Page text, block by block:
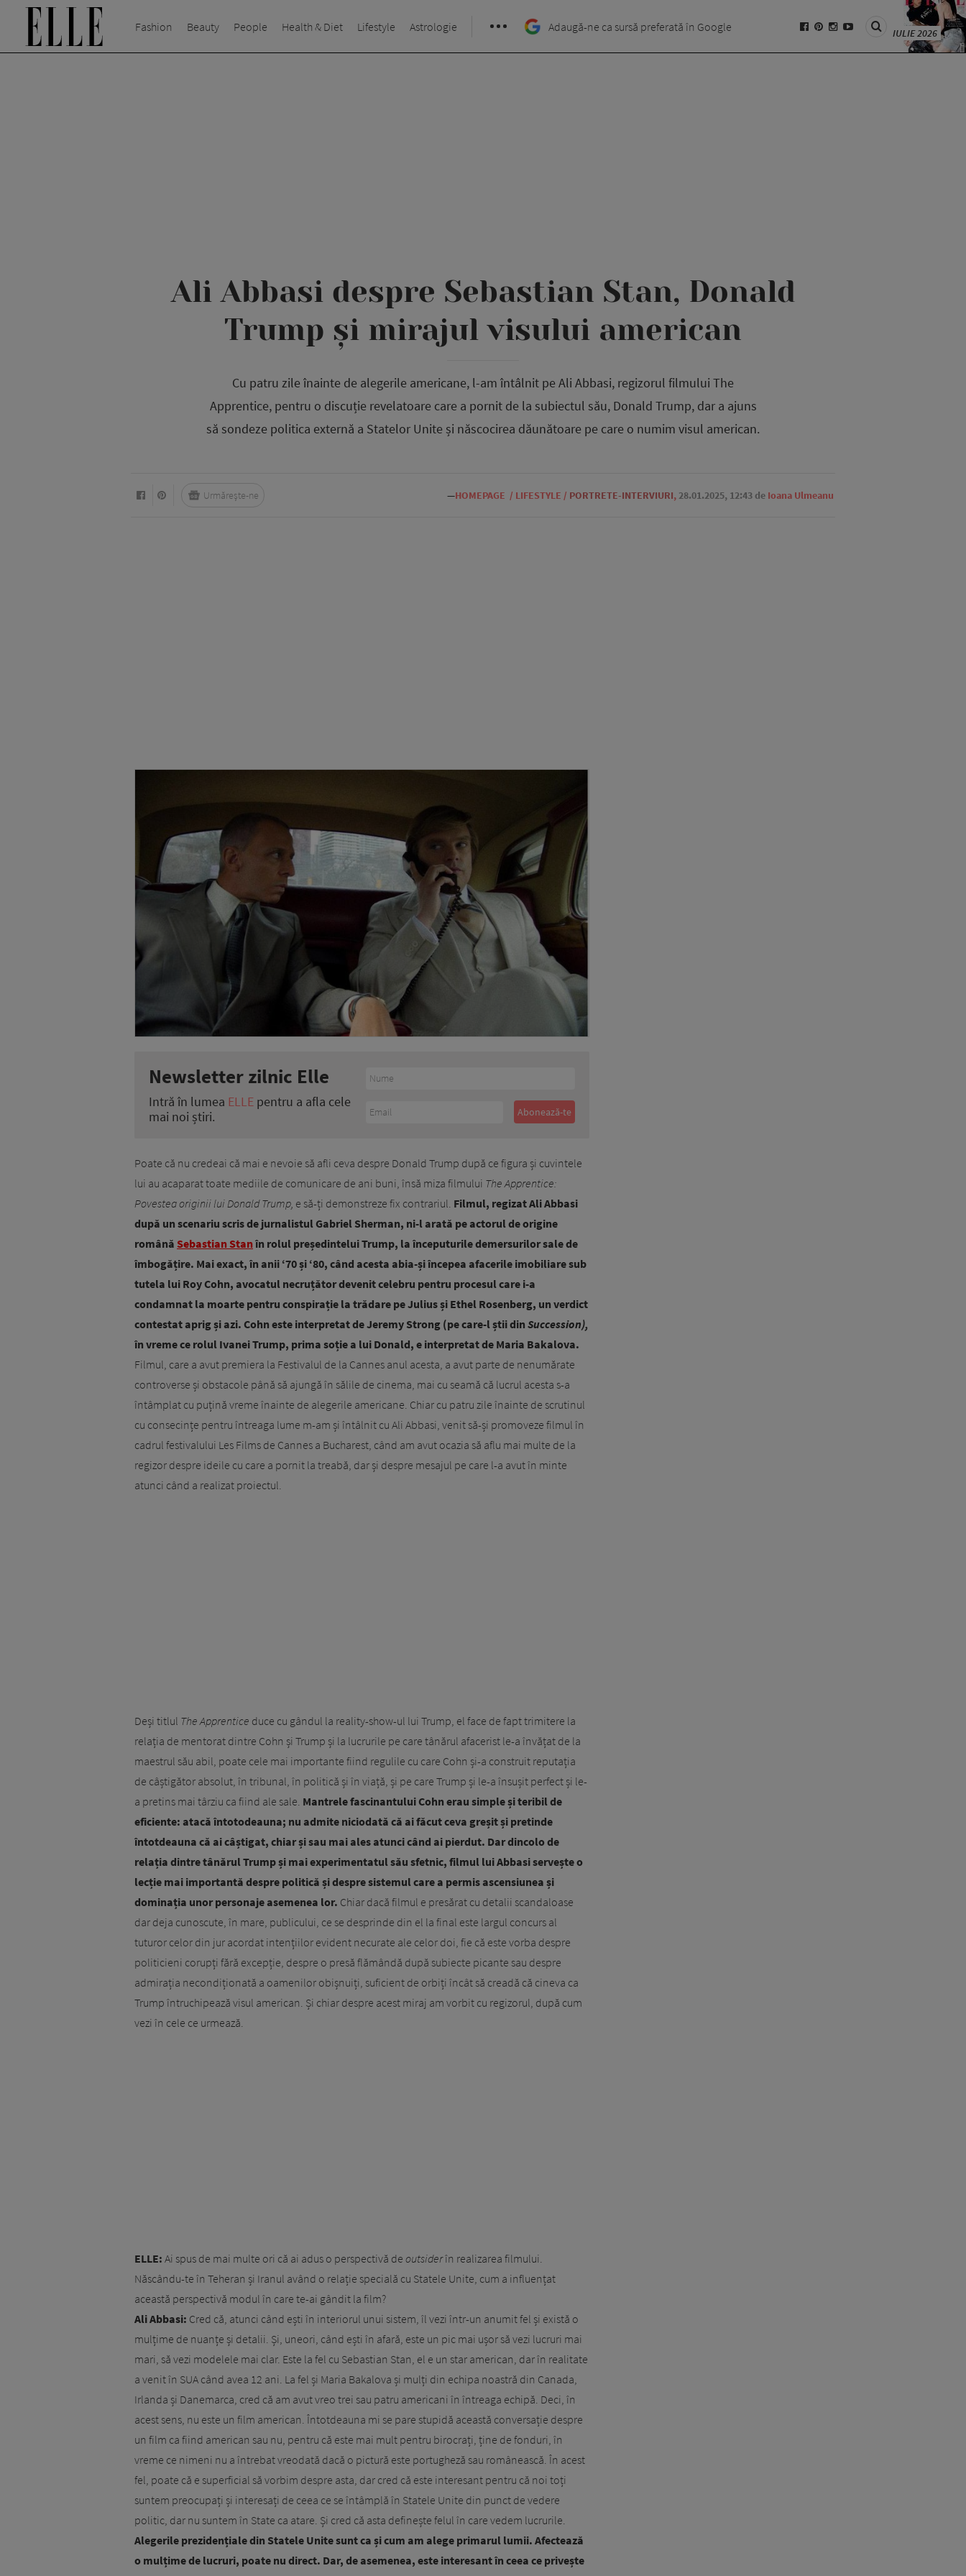
Fashion Beauty People Health & Diet Lifestyle Astrologie Adaugă-ne ca sursă preferată în Google IULIE 2026
Ali Abbasi despre Sebastian Stan, Donald
Trump și mirajul visului american
Cu patru zile înainte de alegerile americane, l-am întâlnit pe Ali Abbasi, regizorul filmului The
Apprentice, pentru o discuție revelatoare care a pornit de la subiectul său, Donald Trump, dar a ajuns
să sondeze politica externă a Statelor Unite și născocirea dăunătoare pe care o numim visul american.
—HOMEPAGE / LIFESTYLE / PORTRETE-INTERVIURI, 28.01.2025, 12:43 de Ioana Ulmeanu
Urmărește-ne
Newsletter zilnic Elle
Intră în lumea ELLE pentru a afla cele
mai noi știri.
Poate că nu credeai că mai e nevoie să afli ceva despre Donald Trump după ce figura și cuvintele
lui au acaparat toate mediile de comunicare de ani buni, însă miza filmului The Apprentice:
Povestea originii lui Donald Trump, e să-ți demonstreze fix contrariul. Filmul, regizat Ali Abbasi
după un scenariu scris de jurnalistul Gabriel Sherman, ni-l arată pe actorul de origine
română Sebastian Stanîn rolul președintelui Trump, la începuturile demersurilor sale de
îmbogățire. Mai exact, în anii ‘70 și ‘80, când acesta abia-și începea afacerile imobiliare sub
tutela lui Roy Cohn, avocatul necruțător devenit celebru pentru procesul care i-a
condamnat la moarte pentru conspirație la trădare pe Julius și Ethel Rosenberg, un verdict
contestat aprig și azi. Cohn este interpretat de Jeremy Strong (pe care-l știi din Succession),
în vreme ce rolul Ivanei Trump, prima soție a lui Donald, e interpretat de Maria Bakalova.
Filmul, care a avut premiera la Festivalul de la Cannes anul acesta, a avut parte de nenumărate
controverse și obstacole până să ajungă în sălile de cinema, mai cu seamă că lucrul acesta s-a
întâmplat cu puțină vreme înainte de alegerile americane. Chiar cu patru zile înainte de scrutinul
cu consecințe pentru întreaga lume m-am și întâlnit cu Ali Abbasi, venit să-și promoveze filmul în
cadrul festivalului Les Films de Cannes a Bucharest, când am avut ocazia să aflu mai multe de la
regizor despre ideile cu care a pornit la treabă, dar și despre mesajul pe care l-a avut în minte
atunci când a realizat proiectul.
Deși titlul The Apprentice duce cu gândul la reality-show-ul lui Trump, el face de fapt trimitere la
relația de mentorat dintre Cohn și Trump și la lucrurile pe care tânărul afacerist le-a învățat de la
maestrul său abil, poate cele mai importante fiind regulile cu care Cohn și-a construit reputația
de câștigător absolut, în tribunal, în politică și în viață, și pe care Trump și le-a însușit perfect și le-
a pretins mai târziu ca fiind ale sale. Mantrele fascinantului Cohn erau simple și teribil de
eficiente: atacă întotodeauna; nu admite niciodată că ai făcut ceva greșit și pretinde
întotdeauna că ai câștigat, chiar și sau mai ales atunci când ai pierdut. Dar dincolo de
relația dintre tânărul Trump și mai experimentatul său sfetnic, filmul lui Abbasi servește o
lecție mai importantă despre politică și despre sistemul care a permis ascensiunea și
dominația unor personaje asemenea lor. Chiar dacă filmul e presărat cu detalii scandaloase
dar deja cunoscute, în mare, publicului, ce se desprinde din el la final este largul concurs al
tuturor celor din jur acordat intențiilor evident necurate ale celor doi, fie că este vorba despre
politicieni corupți fără excepție, despre o presă flămândă după subiecte picante sau despre
admirația necondiționată a oamenilor obișnuiți, suficient de orbiți încât să creadă că cineva ca
Trump întruchipează visul american. Și chiar despre acest miraj am vorbit cu regizorul, după cum
vezi în cele ce urmează.
ELLE: Ai spus de mai multe ori că ai adus o perspectivă de outsiderîn realizarea filmului.
Născându-te în Teheran și Iranul având o relație specială cu Statele Unite, cum a influențat
această perspectivă modul în care te-ai gândit la film?
Ali Abbasi: Cred că, atunci când ești în interiorul unui sistem, îl vezi într-un anumit fel și există o
mulțime de nuanțe și detalii. Și, uneori, când ești în afară, este un pic mai ușor să vezi lucruri mai
mari, să vezi modelele mai clar. Este la fel cu Sebastian Stan, el e un star american, dar în realitate
a venit în SUA când avea 12 ani. La fel și Maria Bakalova și mulți din echipa noastră din Canada,
Irlanda și Danemarca, cred că am avut vreo trei sau patru americani în întreaga echipă. Deci, în
acest sens, nu este un film american. Întotdeauna mi se pare stupidă această conversație despre
un film ca fiind american sau nu, pentru că este mai mult pentru birocrați, ține de fonduri, în
vreme ce nimeni nu a întrebat vreodată dacă o pictură este portugheză sau românească. În acest
fel, poate că e superficial să vorbim despre asta, dar cred că este interesant pentru că noi toți
suntem preocupați și interesați de ceea ce se întâmplă în Statele Unite din punct de vedere
politic, dar nu suntem în State ca atare. Și cred că asta definește felul în care vedem lucrurile.
Alegerile prezidențiale din Statele Unite sunt ca și cum am alege primarul lumii. Afectează
o mulțime de lucruri, poate nu direct. Dar, de asemenea, este interesant în ceea ce privește